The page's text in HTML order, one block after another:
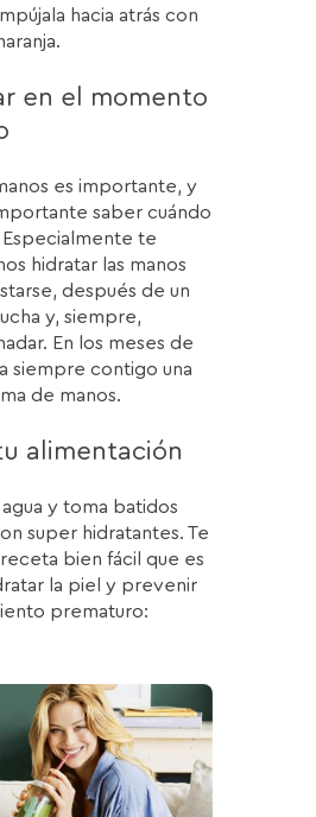
hacia atrás con
en el momento
es importante, y
saber cuándo
Especialmente te
hidratar las manos
después de un
y, siempre,
En los meses de
siempre contigo una
de manos.
alimentación
y toma batidos
super hidratantes. Te
bien fácil que es
la piel y prevenir
prematuro: